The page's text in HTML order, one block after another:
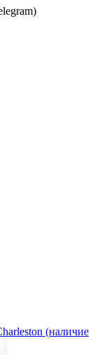
(наличие